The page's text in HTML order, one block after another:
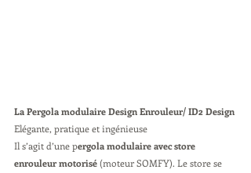
La Pergola modulaire Design Enrouleur/ ID2 Design
Elégante, pratique et ingénieuse
Il s’agit d’une pergola modulaire avec store
enrouleur motorisé (moteur SOMFY). Le store se